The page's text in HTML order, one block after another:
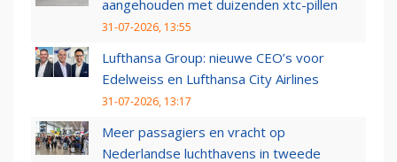
aangehouden met duizenden xtc-pillen
31-07-2026, 13:55
Lufthansa Group: nieuwe CEO’s voor
Edelweiss en Lufthansa City Airlines
31-07-2026, 13:17
Meer passagiers en vracht op
Nederlandse luchthavens in tweede